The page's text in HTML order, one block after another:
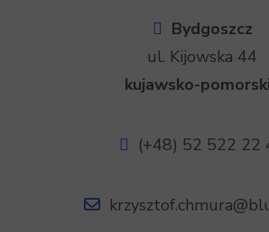
Bydgoszcz
ul. Kijowska 44
kujawsko-
(+48) 52 522 22